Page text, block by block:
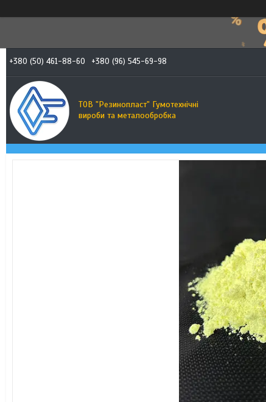
+380 (50) 461-88-60 +380 (96) 545-69-98
ТОВ "Резинопласт" Гумотехнічні
вироби та металообробка